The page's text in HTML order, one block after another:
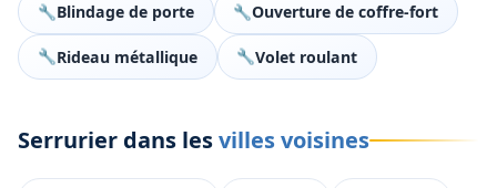
Blindage de porte Ouverture de coffre-fort
Rideau métallique Volet roulant
Serrurier dans lesvilles voisines